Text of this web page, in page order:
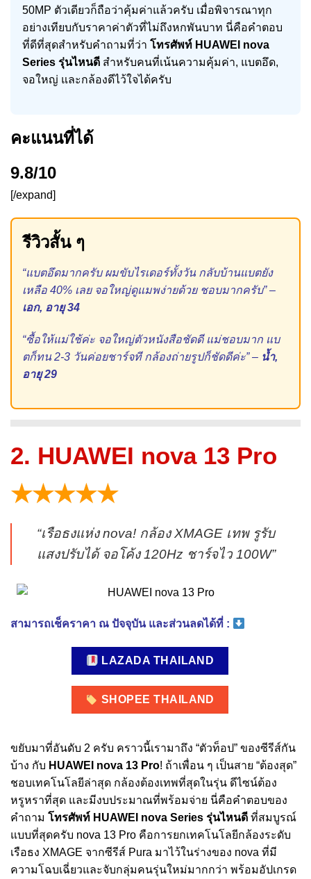
50MP ตัวเดียวก็ถือว่าคุ้มค่าแล้วครับ เมื่อพิจารณาทุก
อย่างเทียบกับราคาค่าตัวที่ไม่ถึงหกพันบาท นี่คือคำตอบ
ที่ดีที่สุดสำหรับคำถามที่ว่า โทรศัพท์ HUAWEI nova
Series รุ่นไหนดี สำหรับคนที่เน้นความคุ้มค่า, แบตอึด,
จอใหญ่ และกล้องดีไว้ใจได้ครับ
คะแนนที่ได้
9.8/10
[/expand]
รีวิวสั้น ๆ
“แบตอึดมากครับ ผมขับไรเดอร์ทั้งวัน กลับบ้านแบตยัง
เหลือ 40% เลย จอใหญ่ดูแมพง่ายด้วย ชอบมากครับ” –
เอก, อายุ 34
“ซื้อให้แม่ใช้ค่ะ จอใหญ่ตัวหนังสือชัดดี แม่ชอบมาก แบ
ตก็ทน 2-3 วันค่อยชาร์จที กล้องถ่ายรูปก็ชัดดีค่ะ” – น้ำ,
อายุ 29
2. HUAWEI nova 13 Pro
★★★★★
“เรือธงแห่ง nova! กล้อง XMAGE เทพ รูรับ
แสงปรับได้ จอโค้ง 120Hz ชาร์จไว 100W”
สามารถเช็คราคา ณ ปัจจุบัน และส่วนลดได้ที่ :
LAZADA THAILAND
SHOPEE THAILAND
ขยับมาที่อันดับ 2 ครับ คราวนี้เรามาถึง “ตัวท็อป” ของซีรีส์กัน
บ้าง กับ HUAWEI nova 13 Pro! ถ้าเพื่อน ๆ เป็นสาย “ต้องสุด”
ชอบเทคโนโลยีล่าสุด กล้องต้องเทพที่สุดในรุ่น ดีไซน์ต้อง
หรูหราที่สุด และมีงบประมาณที่พร้อมจ่าย นี่คือคำตอบของ
คำถาม โทรศัพท์ HUAWEI nova Series รุ่นไหนดี ที่สมบูรณ์
แบบที่สุดครับ nova 13 Pro คือการยกเทคโนโลยีกล้องระดับ
เรือธง XMAGE จากซีรีส์ Pura มาไว้ในร่างของ nova ที่มี
ความโฉบเฉี่ยวและจับกลุ่มคนรุ่นใหม่มากกว่า พร้อมอัปเกรด